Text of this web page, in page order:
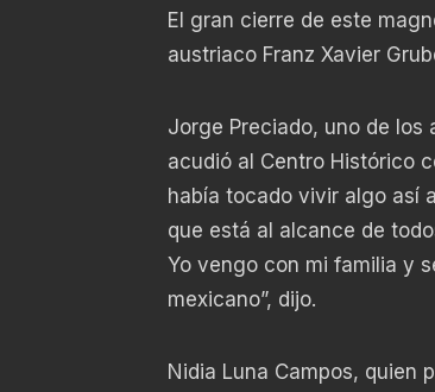
El gran cierre de este
austriaco Franz Xavier
Jorge Preciado, uno de
acudió al Centro Histórico
había tocado vivir algo así
que está al alcance de
Yo vengo con mi familia y
mexicano”, dijo.
Nidia Luna Campos, quien